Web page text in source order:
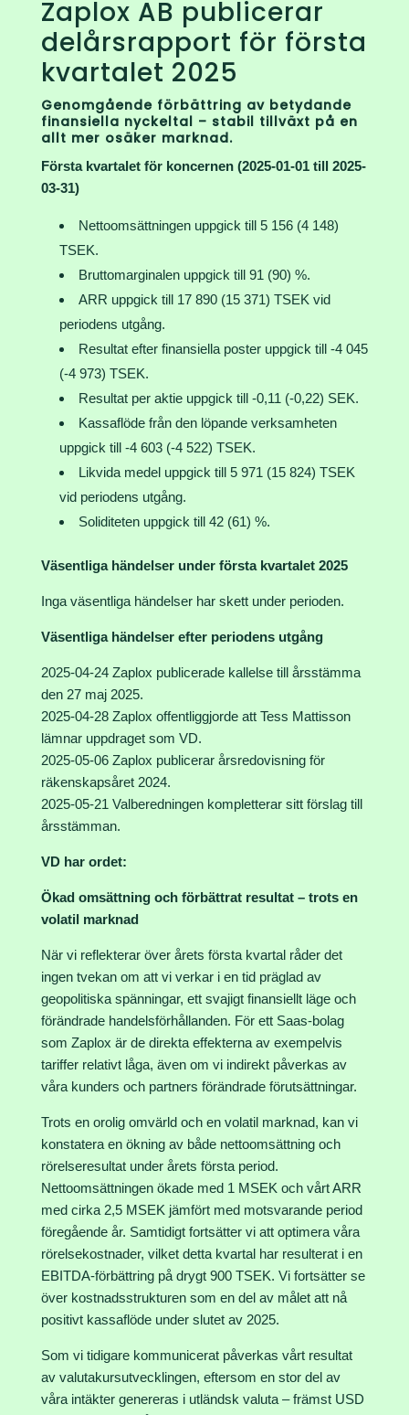
Zaplox AB publicerar
delårsrapport för första
kvartalet 2025
Genomgående förbättring av betydande
finansiella nyckeltal – stabil tillväxt på en
allt mer osäker marknad.
Första kvartalet för koncernen (2025-01-01 till 2025-
03-31)
Nettoomsättningen uppgick till 5 156 (4 148)
TSEK.
Bruttomarginalen uppgick till 91 (90) %.
ARR uppgick till 17 890 (15 371) TSEK vid
periodens utgång.
Resultat efter finansiella poster uppgick till -4 045
(-4 973) TSEK.
Resultat per aktie uppgick till -0,11 (-0,22) SEK.
Kassaflöde från den löpande verksamheten
uppgick till -4 603 (-4 522) TSEK.
Likvida medel uppgick till 5 971 (15 824) TSEK
vid periodens utgång.
Soliditeten uppgick till 42 (61) %.
Väsentliga händelser under första kvartalet 2025
Inga väsentliga händelser har skett under perioden.
Väsentliga händelser efter periodens utgång
2025-04-24 Zaplox publicerade kallelse till årsstämma
den 27 maj 2025.
2025-04-28 Zaplox offentliggjorde att Tess Mattisson
lämnar uppdraget som VD.
2025-05-06 Zaplox publicerar årsredovisning för
räkenskapsåret 2024.
2025-05-21 Valberedningen kompletterar sitt förslag till
årsstämman.
VD har ordet:
Ökad omsättning och förbättrat resultat – trots en
volatil marknad
När vi reflekterar över årets första kvartal råder det
ingen tvekan om att vi verkar i en tid präglad av
geopolitiska spänningar, ett svajigt finansiellt läge och
förändrade handelsförhållanden. För ett Saas-bolag
som Zaplox är de direkta effekterna av exempelvis
tariffer relativt låga, även om vi indirekt påverkas av
våra kunders och partners förändrade förutsättningar.
Trots en orolig omvärld och en volatil marknad, kan vi
konstatera en ökning av både nettoomsättning och
rörelseresultat under årets första period.
Nettoomsättningen ökade med 1 MSEK och vårt ARR
med cirka 2,5 MSEK jämfört med motsvarande period
föregående år. Samtidigt fortsätter vi att optimera våra
rörelsekostnader, vilket detta kvartal har resulterat i en
EBITDA-förbättring på drygt 900 TSEK. Vi fortsätter se
över kostnadsstrukturen som en del av målet att nå
positivt kassaflöde under slutet av 2025.
Som vi tidigare kommunicerat påverkas vårt resultat
av valutakursutvecklingen, eftersom en stor del av
våra intäkter genereras i utländsk valuta – främst USD